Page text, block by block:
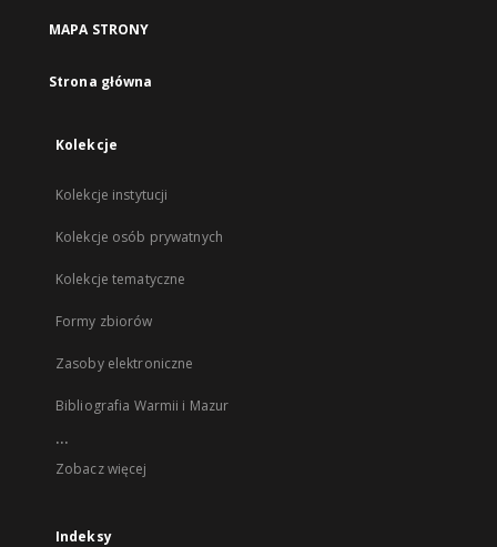
MAPA STRONY
Strona główna
Kolekcje
Kolekcje instytucji
Kolekcje osób prywatnych
Kolekcje tematyczne
Formy zbiorów
Zasoby elektroniczne
Bibliografia Warmii i Mazur
...
Zobacz więcej
Indeksy